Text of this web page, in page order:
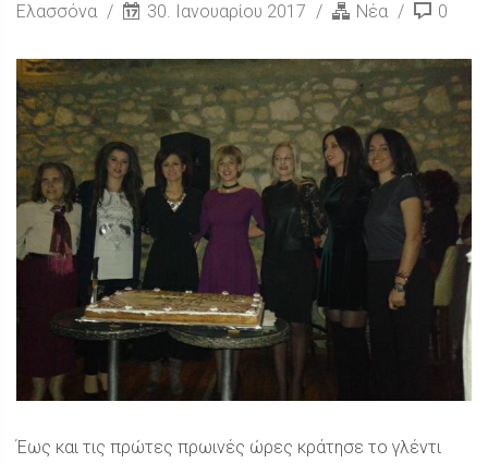
Ελασσόνα 30. Ιανουαρίου 2017 Νέα 0
Έως και τις πρώτες πρωινές ώρες κράτησε το γλέντι